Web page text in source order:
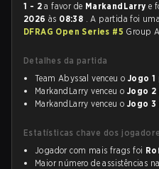
1 - 2 a favor de MarkandLarrye
2026 às 08:38 . A partida foi uma
DFRAG Open Series #5 Group
Detalhes da partida
Team Abyssal venceu o Jogo 1
MarkandLarry venceu o Jogo 2
MarkandLarry venceu o Jogo 3
Estatísticas chave dos
Jogador com mais frags foi
Maior número de assistências